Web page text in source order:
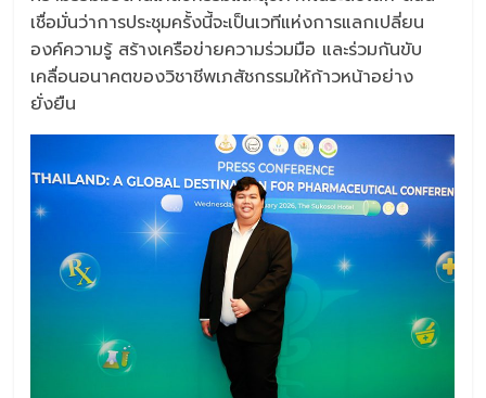
เชื่อมั่นว่าการประชุมครั้งนี้จะเป็นเวทีแห่งการแลกเปลี่ยน
องค์ความรู้ สร้างเครือข่ายความร่วมมือ และร่วมกันขับ
เคลื่อนอนาคตของวิชาชีพเภสัชกรรมให้ก้าวหน้าอย่าง
ยั่งยืน